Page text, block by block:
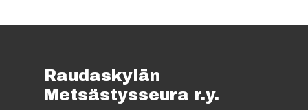
Raudaskylän
Metsästysseura r.y.